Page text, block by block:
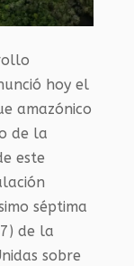
hoy el
amazónico
de la
este
séptima
de la
sobre